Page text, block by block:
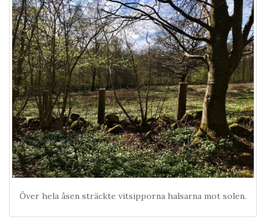
Över hela åsen sträckte vitsipporna halsarna mot solen.